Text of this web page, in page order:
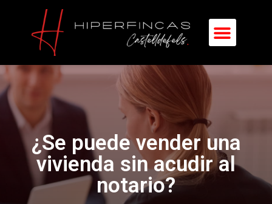
¿Se puede vender una
vivienda sin acudir al
notario?